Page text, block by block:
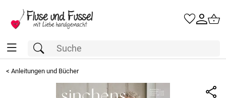
< Anleitungen und Bücher